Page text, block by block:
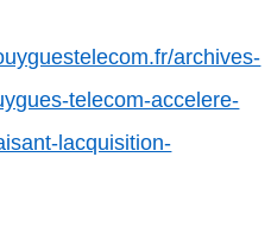
archives-
telecom-accelere-
lacquisition-